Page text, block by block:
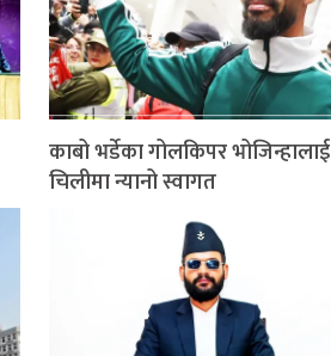
काबो भर्डेका गोलकिपर भोजिन्हालाई
चिलीमा न्यानो स्वागत